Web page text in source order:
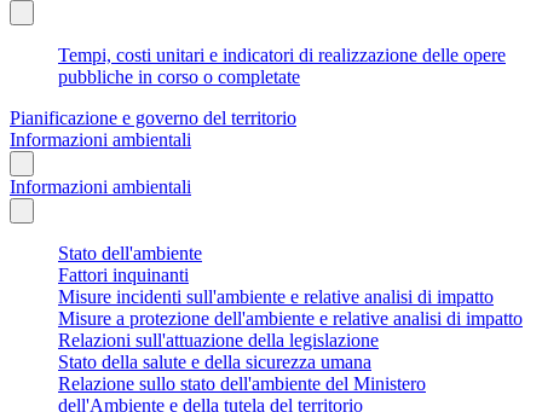
Tempi, costi unitari e indicatori di realizzazione delle opere
pubbliche in corso o completate
Pianificazione e governo del territorio
Informazioni ambientali
Informazioni ambientali
Stato dell'ambiente
Fattori inquinanti
Misure incidenti sull'ambiente e relative analisi di impatto
Misure a protezione dell'ambiente e relative analisi di impatto
Relazioni sull'attuazione della legislazione
Stato della salute e della sicurezza umana
Relazione sullo stato dell'ambiente del Ministero
dell'Ambiente e della tutela del territorio